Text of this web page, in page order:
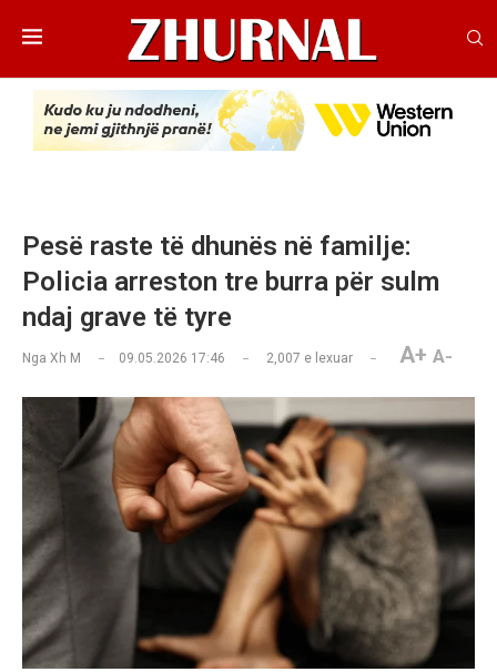
Pesë raste të dhunës në familje:
Policia arreston tre burra për sulm
ndaj grave të tyre
Nga Xh M 09.05.2026 17:46 2,007 e lexuar A+ A-